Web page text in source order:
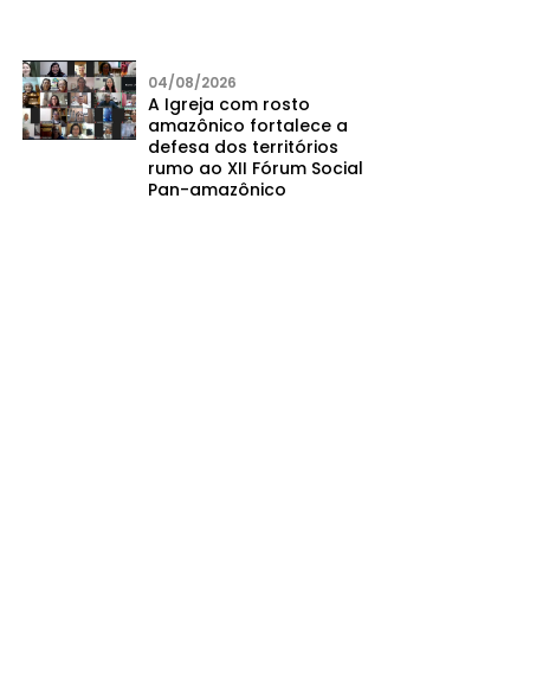
04/08/2026
A Igreja com rosto
amazônico fortalece a
defesa dos territórios
rumo ao XII Fórum Social
Pan-amazônico